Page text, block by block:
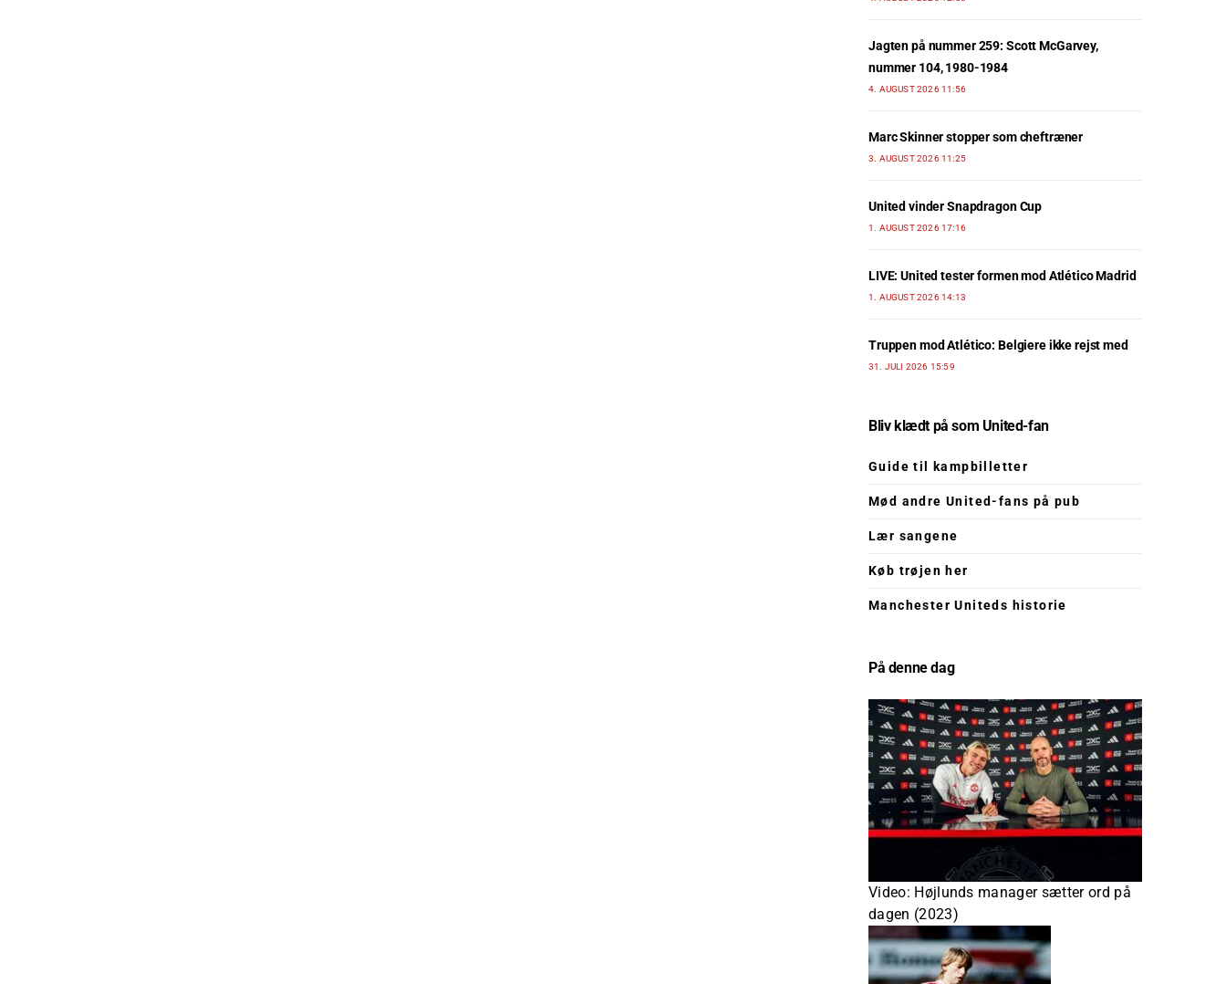
Jagten på nummer 259: Scott McGarvey,
nummer 104, 1980-1984
4. AUGUST 2026 11:56
Marc Skinner stopper som cheftræner
3. AUGUST 2026 11:25
United vinder Snapdragon Cup
1. AUGUST 2026 17:16
LIVE: United tester formen mod Atlético Madrid
1. AUGUST 2026 14:13
Truppen mod Atlético: Belgiere ikke rejst med
31. JULI 2026 15:59
Bliv klædt på som United-fan
Guide til kampbilletter
Mød andre United-fans på pub
Lær sangene
Køb trøjen her
Manchester Uniteds historie
På denne dag
Video: Højlunds manager sætter ord på
dagen (2023)